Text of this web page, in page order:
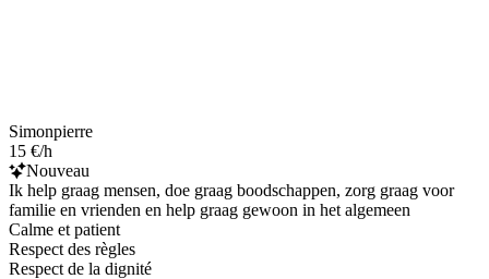
Simonpierre
15 €/h
Nouveau
Ik help graag mensen, doe graag boodschappen, zorg graag voor
familie en vrienden en help graag gewoon in het algemeen
Calme et patient
Respect des règles
Respect de la dignité